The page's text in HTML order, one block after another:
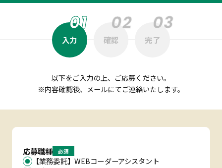
応募する
コーポレートサイト
プライバシーポリシー
入力 確認 完了
以下をご入力の上、ご応募ください。
※内容確認後、メールにてご連絡いたします。
応募職種 必須
【業務委託】WEBコーダーアシスタント